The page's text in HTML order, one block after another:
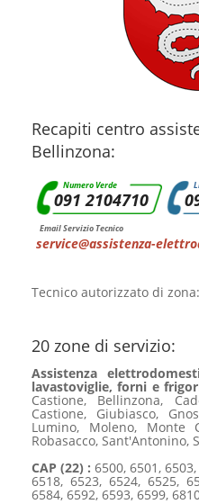
Recapiti centro
Bellinzona:
Numero Verde
091 2104710
Email Servizio Tecnico
service@assistenza-
Tecnico autorizzato di zona:
20 zone di servizio:
Assistenza
lavastoviglie, forni e
Castione, Bellinzona,
Castione, Giubiasco,
Lumino, Moleno, Monte
Robasacco, Sant'Antonino,
CAP (22) : 6500, 6501,
6518, 6523, 6524, 6525,
6584, 6592, 6593, 6599,